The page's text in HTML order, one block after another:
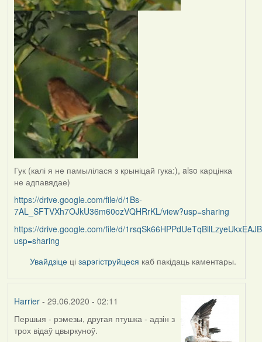
Гук (калі я не памылілася з крыніцай гука:), also карцінка
не адпавядае)
https://drive.google.com/file/d/1Bs-
7AL_SFTVXh7OJkU36m60ozVQHRrKL/view?usp=sharing
https://drive.google.com/file/d/
usp=sharing
Увайдзіце цізарэгіструйцеся каб пакідаць каментары.
Harrier- 29.06.2020 - 02:11
In
reply
Першыя - рэмезы, другая птушка - адзін з
трох відаў цвыркуноў.